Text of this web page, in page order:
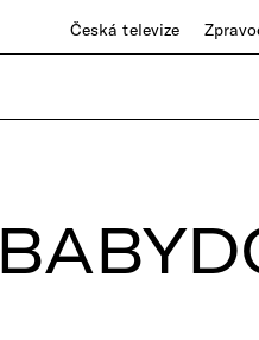
Česká televize